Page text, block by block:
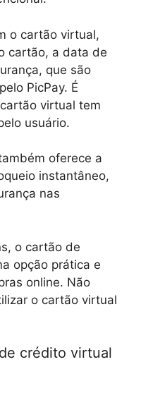
o cartão virtual,
cartão, a data de
que são
PicPay. É
virtual tem
usuário.
oferece a
instantâneo,
nas
o cartão de
opção prática e
online. Não
o cartão virtual
crédito virtual